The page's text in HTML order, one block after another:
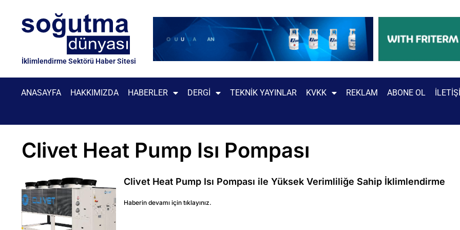
İklimlendirme Sektörü Haber Sitesi
ANASAYFA HAKKIMIZDA HABERLER DERGI TEKNIK YAYINLAR KVKK REKLAM ABONE OL
Clivet Heat Pump Isı Pompası
Clivet Heat Pump Isı Pompası ile Yüksek Verimliliğe Sahip İklimlendirme
Haberin devamı için tıklayınız.